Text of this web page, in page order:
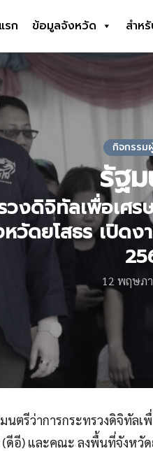
รก ข้อมูลจังหวัด สำห
กิจกรรม
รัฐ
รวงดิจิทัลเพื่อเศ
วัดยโสธร เปิด
12 พฤษภ
รีว่าการกระทรวงดิจิทัล
(ดีอี) และคณะ ลงพื้นที่จังห